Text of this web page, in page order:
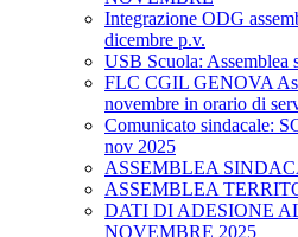
Integrazione ODG
dicembre p.v.
USB Scuola: Assemblea
FLC CGIL GENOVA
novembre in orario di
Comunicato sindacale:
nov 2025
ASSEMBLEA
ASSEMBLEA
DATI DI ADESIONE
NOVEMBRE 2025